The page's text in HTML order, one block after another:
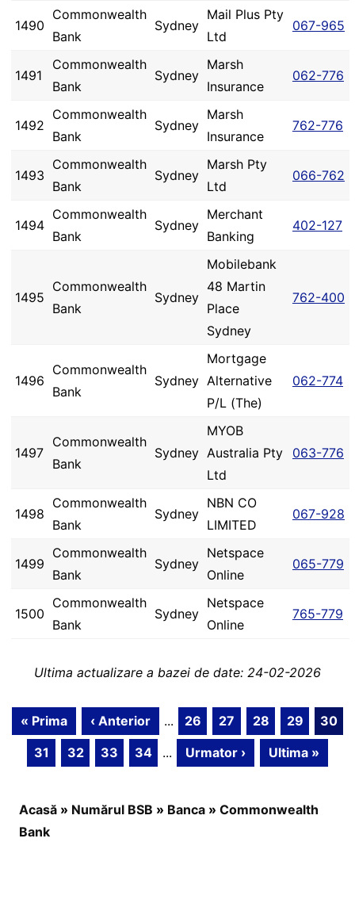
1490
Commonwealth
Bank
Sydney
Mail Plus Pty
Ltd
067-965
1491
Commonwealth
Bank
Sydney
Marsh
Insurance
062-776
1492
Commonwealth
Bank
Sydney
Marsh
Insurance
762-776
1493
Commonwealth
Bank
Sydney
Marsh Pty
Ltd
066-762
1494
Commonwealth
Bank
Sydney
Merchant
Banking
402-127
1495
Commonwealth
Bank
Sydney
Mobilebank
48 Martin
Place
Sydney
762-400
1496
Commonwealth
Bank
Sydney
Mortgage
Alternative
P/L (The)
062-774
1497
Commonwealth
Bank
Sydney
MYOB
Australia Pty
Ltd
063-776
1498
Commonwealth
Bank
Sydney
NBN CO
LIMITED
067-928
1499
Commonwealth
Bank
Sydney
Netspace
Online
065-779
1500
Commonwealth
Bank
Sydney
Netspace
Online
765-779
Ultima actualizare a bazei de date: 24-02-2026
« Prima ‹ Anterior ... 26 27 28 29
30
31
32 33 34 ... Urmator › Ultima »
Acasă » Numărul BSB » Banca » Commonwealth
Bank